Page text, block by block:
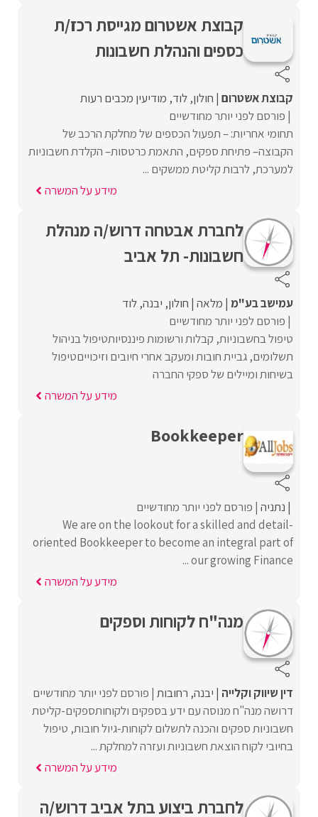
קבוצת אשטרום מגייסת רכז/ת
כספים והנהלת חשבונות
קבוצת אשטרום חולון לוד מודיעין מכבים רעות
פורסם לפני יותר מחודשיים
תחומי אחריות: – תפעול הכספים של מחלקת הרכב של
הקבוצה– פתיחת ספקים, התאמת כרטסות– הקלדת חשבוניות
למערכת, לרבות קליטת ממשקים ...
מידע על המשרה
לחברת אבטחה דרוש/ה מנהלת
חשבונות- תל אביב
עמישב בע"מ מלאה חולון יבנה לוד
פורסם לפני יותר מחודשיים
טיפול בחשבוניות, קבלות ורשומות פיננסיותטיפול בניהול
תשלומים, גביית חובות ומעקב אחרי חיובים וזיכוייםטיפול
בשיחות ומיילים של ספקי החברה
מידע על המשרה
Bookkeeper
נתניה פורסם לפני יותר מחודשיים
We are on the lookout for a skilled and detail-
oriented Bookkeeper to become an integral part of
our growing Finance ...
מידע על המשרה
מנה"ח לקוחות וספקים
דין שיווק וקלייה יבנה רחובות פורסם לפני יותר מחודשיים
דרושה מנה"ח מנוסה עם ידע בספקים ולקוחותספקים-קליטת
חשבוניות ספקים והכנה לתשלום לקוחות-גיול חובות, טיפול
בחיובי לקוח הוצאת חשבוניות ועזרה למחלקת ...
מידע על המשרה
לחברת ביצוע בתל אביב דרוש/ה